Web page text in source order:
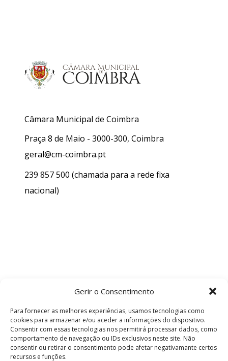
Gerir o Consentimento
Para fornecer as melhores experiências, usamos tecnologias como
cookies para armazenar e/ou aceder a informações do dispositivo.
Consentir com essas tecnologias nos permitirá processar dados, como
comportamento de navegação ou IDs exclusivos neste site. Não
consentir ou retirar o consentimento pode afetar negativamante certos
recursos e funções.
Câmara Municipal de Coimbra
Praça 8 de Maio - 3000-300, Coimbra
geral@cm-coimbra.pt
239 857 500 (chamada para a rede fixa
nacional)